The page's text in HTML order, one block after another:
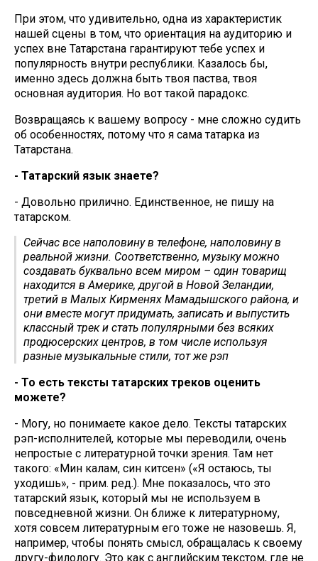
При этом, что удивительно, одна из характеристик
нашей сцены в том, что ориентация на аудиторию и
успех вне Татарстана гарантируют тебе успех и
популярность внутри республики. Казалось бы,
именно здесь должна быть твоя паства, твоя
основная аудитория. Но вот такой парадокс.
Возвращаясь к вашему вопросу - мне сложно судить
об особенностях, потому что я сама татарка из
Татарстана.
- Татарский язык знаете?
- Довольно прилично. Единственное, не пишу на
татарском.
Сейчас все наполовину в телефоне, наполовину в
реальной жизни. Соответственно, музыку можно
создавать буквально всем миром – один товарищ
находится в Америке, другой в Новой Зеландии,
третий в Малых Кирменях Мамадышского района, и
они вместе могут придумать, записать и выпустить
классный трек и стать популярными без всяких
продюсерских центров, в том числе используя
разные музыкальные стили, тот же рэп
- То есть тексты татарских треков оценить
можете?
- Могу, но понимаете какое дело. Тексты татарских
рэп-исполнителей, которые мы переводили, очень
непростые с литературной точки зрения. Там нет
такого: «Мин калам, син китәсен» («Я остаюсь, ты
уходишь», - прим. ред.). Мне показалось, что это
татарский язык, который мы не используем в
повседневной жизни. Он ближе к литературному,
хотя совсем литературным его тоже не назовешь. Я,
например, чтобы понять смысл, обращалась к своему
другу-филологу. Это как с английским текстом, где не